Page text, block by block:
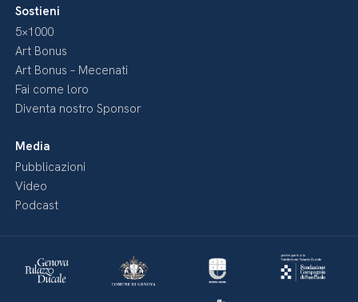
Sostieni
5×1000
Art Bonus
Art Bonus – Mecenati
Fai come loro
Diventa nostro Sponsor
Media
Pubblicazioni
Video
Podcast